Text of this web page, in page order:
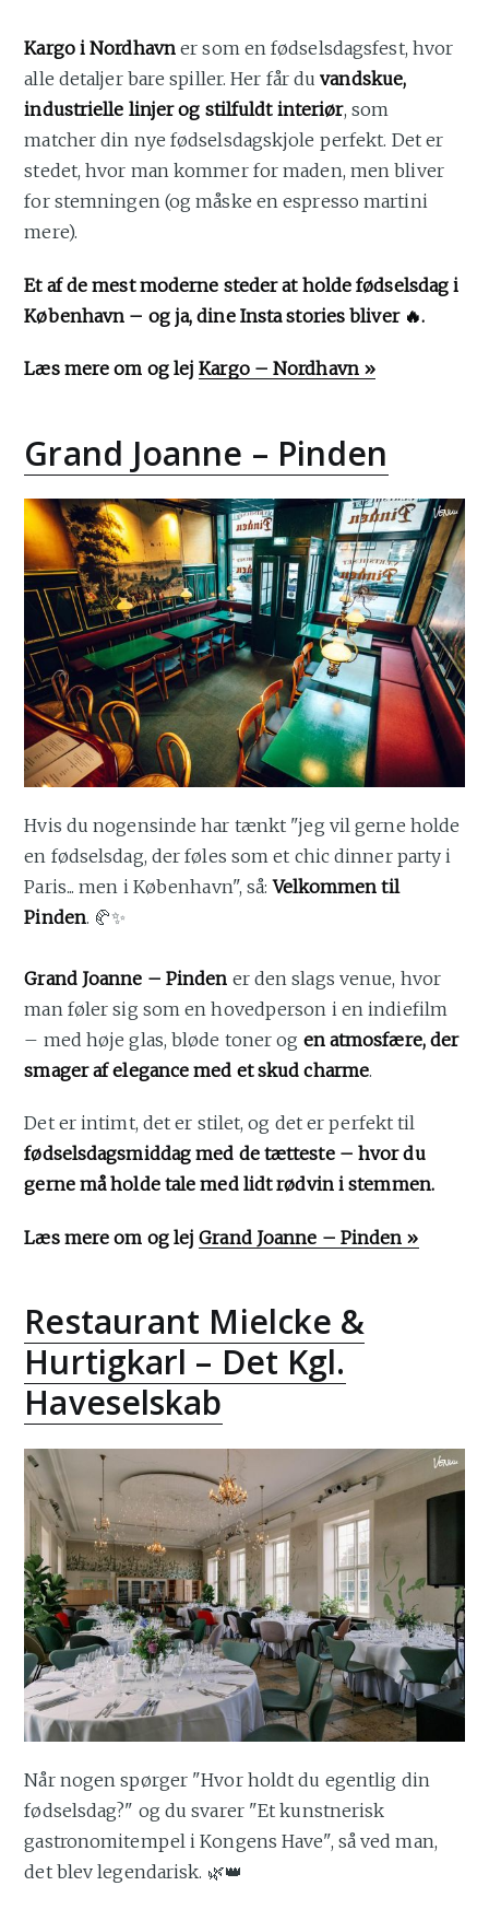
Kargo i Nordhavn er som en fødselsdagsfest, hvor
alle detaljer bare spiller. Her får duvandskue,
industrielle linjer og stilfuldt interiør, som
matcher din nye fødselsdagskjole perfekt. Det er
stedet, hvor man kommer for maden, men bliver
for stemningen (og måske en espresso martini
mere).
Et af de mest moderne steder at holde fødselsdag i
København – og ja, dine Insta stories bliver 🔥.
Læs mere om og lejKargo – Nordhavn »
Grand Joanne – Pinden
Hvis du nogensinde har tænkt "jeg vil gerne holde
en fødselsdag, der føles som et chic dinner party i
Paris... men i København", så:Velkommen til
Pinden. 🥐✨
Grand Joanne – Pinden er den slags venue, hvor
man føler sig som en hovedperson i en indiefilm
– med høje glas, bløde toner og en atmosfære, der
smager af elegance med et skud charme.
Det er intimt, det er stilet, og det er perfekt til
fødselsdagsmiddag med de tætteste – hvor du
gerne må holde tale med lidt rødvin i stemmen.
Læs mere om og lejGrand Joanne – Pinden »
Restaurant Mielcke &
Hurtigkarl – Det Kgl.
Haveselskab
Når nogen spørger "Hvor holdt du egentlig din
fødselsdag?" og du svarer "Et kunstnerisk
gastronomitempel i Kongens Have", så ved man,
det blev legendarisk. 🌿👑